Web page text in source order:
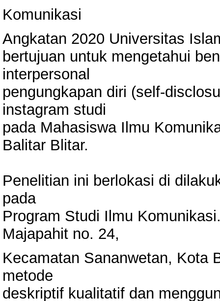
Komunikasi
Angkatan 2020 Universitas
bertujuan untuk mengetahui
interpersonal
pengungkapan diri (self-
instagram studi
pada Mahasiswa Ilmu
Balitar Blitar.
Penelitian ini berlokasi di
pada
Program Studi Ilmu
Majapahit no. 24,
Kecamatan Sananwetan, Kota
metode
deskriptif kualitatif dan